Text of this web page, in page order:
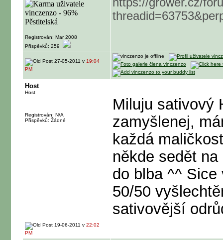
Registrován: Mar 2008
Příspěvků: 259
27-05-2011 v 19:04
PM
Host
Host
Registrován: N/A
Příspěvků: Žádné
Miluju sativový
zamyšlenej,
každá
někde sedět
do blba ^^ Sice
50/50
sativovější
19-06-2011 v 22:02
PM